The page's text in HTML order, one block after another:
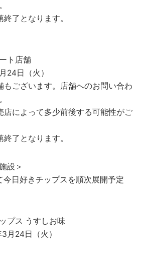
了となります。
ト店舗
24日（火）
もございます。店舗へのお問い合わ
店によって多少前後する可能性がご
了となります。
設＞
日好きチップスを順次展開予定
プス うすしお味
月24日（火）